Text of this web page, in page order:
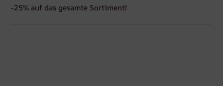
-25% auf das gesamte Sortiment!